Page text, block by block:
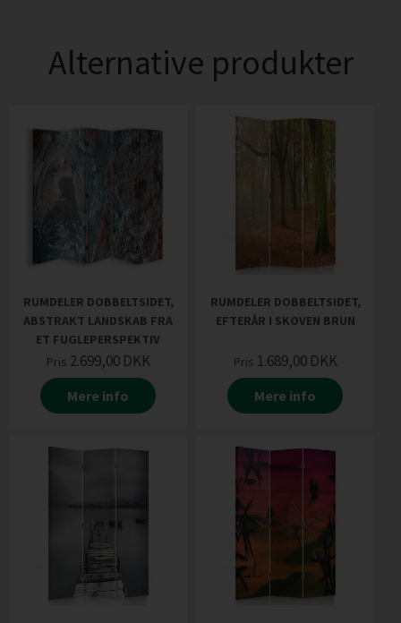
Alternative produkter
RUMDELER DOBBELTSIDET,
ABSTRAKT LANDSKAB FRA
ET FUGLEPERSPEKTIV
Pris 2.699,00 DKK
Mere info
RUMDELER DOBBELTSIDET,
EFTERÅR I SKOVEN BRUN
Pris 1.689,00 DKK
Mere info